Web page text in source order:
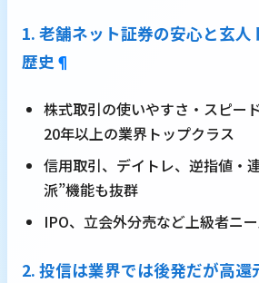
1. 老舗ネット証券の安心と玄人
歴史¶
株式取引の使いやすさ・スピー
20年以上の業界トップクラス
信用取引、デイトレ、逆指値・
派”機能も抜群
IPO、立会外分売など上級者ニ
2. 投信は業界では後発だが高還